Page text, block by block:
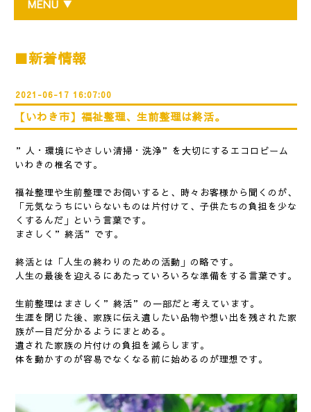
MENU ▼
■新着情報
2021-06-17 16:07:00
【いわき市】福祉整理、生前整理は終活。
”人・環境にやさしい清掃・洗浄”を大切にするエコロビーム
いわきの椎名です。
福祉整理や生前整理でお伺いすると、時々お客様から聞くのが、
「元気なうちにいらないものは片付けて、子供たちの負担を少な
くするんだ」という言葉です。
まさしく”終活”です。
終活とは「人生の終わりのための活動」の略です。
人生の最後を迎えるにあたっていろいろな準備をする言葉です。
生前整理はまさしく”終活”の一部だと考えています。
生涯を閉じた後、家族に伝え遺したい品物や想い出を残された家
族が一目だ分かるようにまとめる。
遺された家族の片付けの負担を減らします。
体を動かすのが容易でなくなる前に始めるのが理想です。